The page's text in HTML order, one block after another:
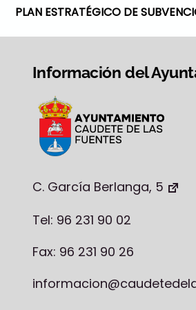
PLAN ESTRATÉGICO DE
Información del
C. García Berlanga, 5
Tel: 96 231 90 02
Fax: 96 231 90 26